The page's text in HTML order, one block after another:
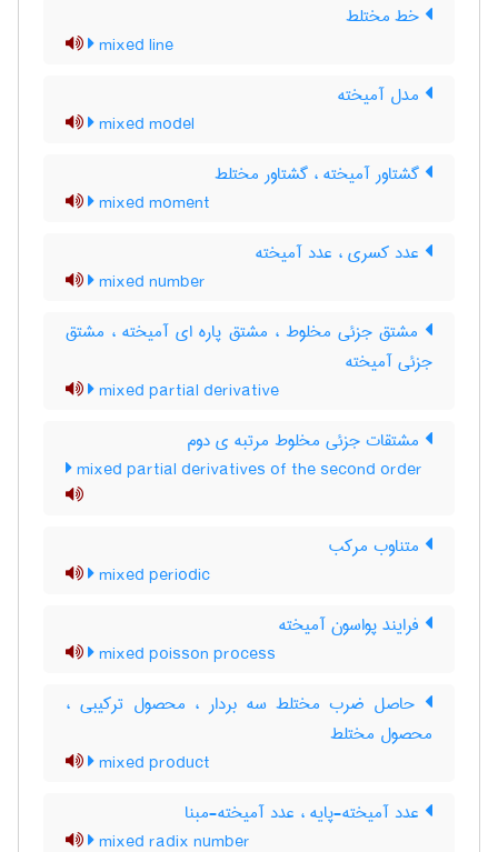
خط مختلط
mixed line
مدل آمیخته
mixed model
گشتاور آمیخته ، گشتاور مختلط
mixed moment
عدد کسری ، عدد آمیخته
mixed number
مشتق جزئی مخلوط ، مشتق پاره ای آمیخته ، مشتق
جزئی آمیخته
mixed partial derivative
مشتقات جزئی مخلوط مرتبه ی دوم
mixed partial derivatives of the second order
متناوب مرکب
mixed periodic
فرایند پواسون آمیخته
mixed poisson process
حاصل ضرب مختلط سه بردار ، محصول ترکیبی ،
محصول مختلط
mixed product
عدد آمیخته-پایه ، عدد آمیخته-مبنا
mixed radix number